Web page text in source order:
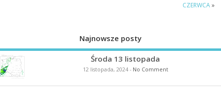
CZERWCA»
Najnowsze posty
Środa 13 listopada
12 listopada, 2024- No Comment